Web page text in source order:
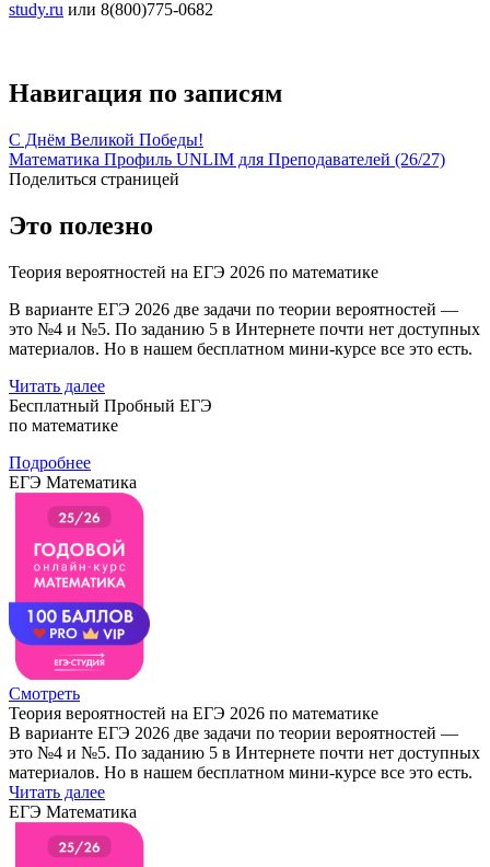
study.ru или 8(800)775-0682
Навигация по записям
С Днём Великой Победы!
Математика Профиль UNLIM для Преподавателей (26/27)
Поделиться страницей
Это полезно
Теория вероятностей на ЕГЭ 2026 по математике
В варианте ЕГЭ 2026 две задачи по теории вероятностей —
это №4 и №5. По заданию 5 в Интернете почти нет доступных
материалов. Но в нашем бесплатном мини-курсе все это есть.
Читать далее
Бесплатный Пробный ЕГЭ
по математике
Подробнее
ЕГЭ Математика
Смотреть
Теория вероятностей на ЕГЭ 2026 по математике
В варианте ЕГЭ 2026 две задачи по теории вероятностей —
это №4 и №5. По заданию 5 в Интернете почти нет доступных
материалов. Но в нашем бесплатном мини-курсе все это есть.
Читать далее
ЕГЭ Математика